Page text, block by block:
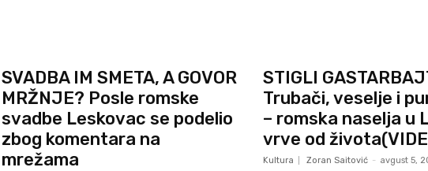
SVADBA IM SMETA, A GOVOR
MRŽNJE? Posle romske
svadbe Leskovac se podelio
zbog komentara na
mrežama
STIGLI
Trubači, veselje i
– romska naselja u
vrve od
Kultura Zoran Saitović - avgust 5,